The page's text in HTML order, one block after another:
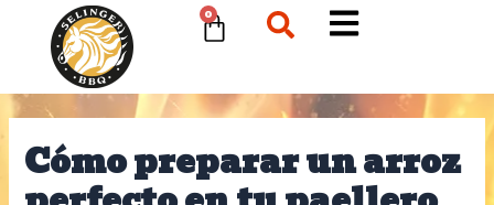
contenido
0 Cart
Cómo preparar un arroz
Navegación
entradas